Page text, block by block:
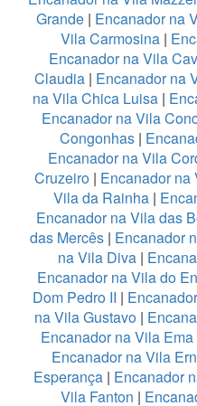
Grande| Encanador na
Vila Carmosina|
Encanador na Vila
Claudia| Encanador na
na Vila Chica Luisa |
Encanador na Vila
Congonhas |
Encanador na Vila
Cruzeiro | Encanador na
Vila da Rainha |
Encanador na Vila das
das Mercês | Encanador
na Vila Diva |
Encanador na Vila do
Dom Pedro II |
na Vila Gustavo |
Encanador na Vila Ema
Encanador na Vila
Esperança | Encanador
Vila Fanton |